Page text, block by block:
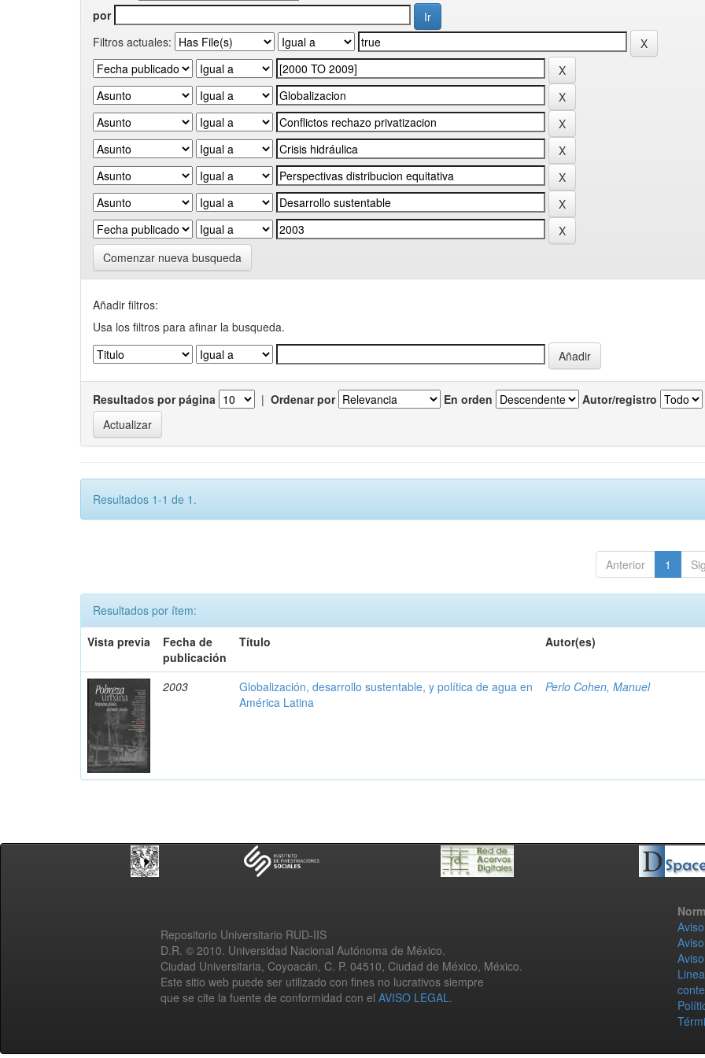
por
Filtros actuales:
Comenzar nueva busqueda
Añadir filtros:
Usa los filtros para afinar la busqueda.
Resultados por página | Ordenar por En orden Autor/registro
Resultados 1-1 de 1.
Anterior 1
Resultados por ítem:
Vista previa
Fecha de
publicación
Título Autor(es)
2003
Globalización, desarrollo sustentable, y política de agua en
América Latina
Perlo Cohen, Manuel
Repositorio Universitario RUD-IIS
D.R. © 2010. Universidad Nacional Autónoma de México.
Ciudad Universitaria, Coyoacán, C. P. 04510, Ciudad de México, México.
Este sitio web puede ser utilizado con fines no lucrativos siempre
que se cite la fuente de conformidad con el AVISO LEGAL.